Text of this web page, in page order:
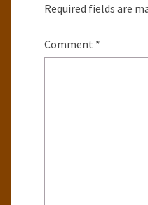
Required fields are
Comment *